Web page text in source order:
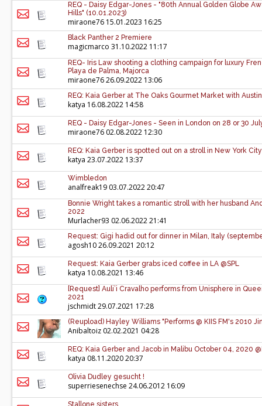
REQ - Daisy Edgar-Jones - "80th Annual Golden Globe
Hills" (10.01.2023)
miraone76 15.01.2023 16:25
Black Panther 2 Premiere
magicmarco 31.10.2022 11:17
REQ- Iris Law shooting a clothing campaign for luxury
Playa de Palma, Majorca
miraone7626.09.2022 13:06
REQ: Kaia Gerber at The Oaks Gourmet Market with Austin
katya 16.08.2022 14:58
REQ - Daisy Edgar-Jones - Seen in London on 28 or 30
miraone76 02.08.2022 12:30
REQ: Kaia Gerber is spotted out on a stroll in New York
katya 23.07.2022 13:37
Wimbledon
analfreak19 03.07.2022 20:47
Bonnie Wright takes a romantic stroll with her husband
2022
Murlacher93 02.06.2022 21:41
Request: Gigi hadid out for dinner in Milan, Italy
agosh1026.09.2021 20:12
Request: Kaia Gerber grabs iced coffee in LA @SPL
katya 10.08.2021 13:46
[Request] Auli’i Cravalho performs from Unisphere in
2021
jschmidt29.07.2021 17:28
(Reupload) Hayley Williams "Performs @ KIIS FM's 2010
Anibaltoiz 02.02.2021 04:28
REQ: Kaia Gerber and Jacob in Malibu October 04, 2020
katya 08.11.2020 20:37
Olivia Dudley gesucht !
superriesenechse 24.06.2012 16:09
Stallone sisters